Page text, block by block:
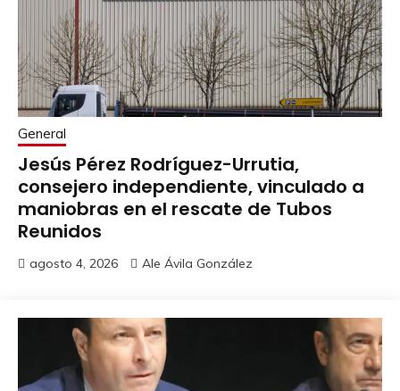
General
Jesús Pérez Rodríguez-Urrutia,
consejero independiente, vinculado a
maniobras en el rescate de Tubos
Reunidos
agosto 4, 2026 Ale Ávila González